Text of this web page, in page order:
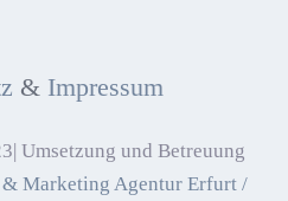
& Impressum
Umsetzung und Betreuung
& Marketing Agentur Erfurt /